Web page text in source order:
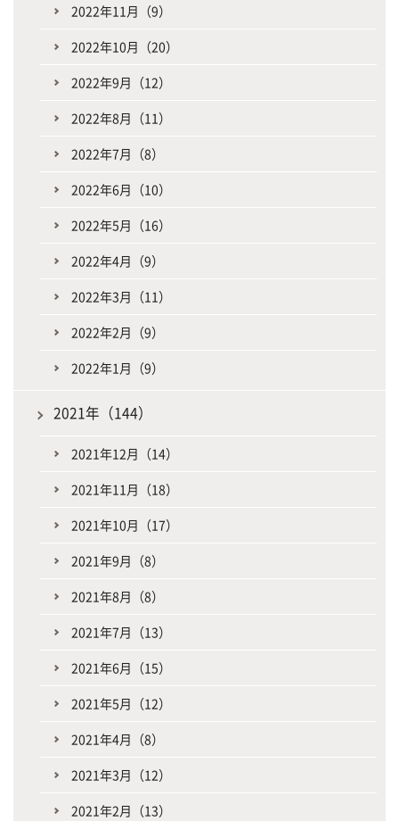
2022年11月（9）
2022年10月（20）
2022年9月（12）
2022年8月（11）
2022年7月（8）
2022年6月（10）
2022年5月（16）
2022年4月（9）
2022年3月（11）
2022年2月（9）
2022年1月（9）
2021年（144）
2021年12月（14）
2021年11月（18）
2021年10月（17）
2021年9月（8）
2021年8月（8）
2021年7月（13）
2021年6月（15）
2021年5月（12）
2021年4月（8）
2021年3月（12）
2021年2月（13）